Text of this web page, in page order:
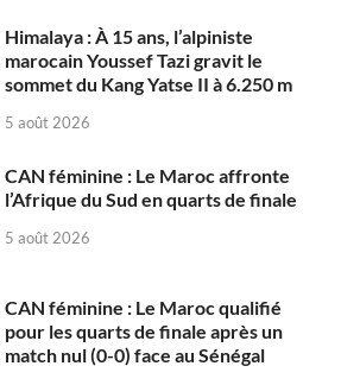
Himalaya : À 15 ans, l’alpiniste
marocain Youssef Tazi gravit le
sommet du Kang Yatse II à 6.250 m
5 août 2026
CAN féminine : Le Maroc affronte
l’Afrique du Sud en quarts de finale
5 août 2026
CAN féminine : Le Maroc qualifié
pour les quarts de finale après un
match nul (0-0) face au Sénégal